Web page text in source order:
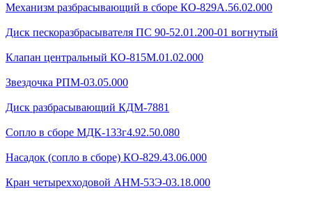
Механизм разбрасывающий в сборе КО-829А.56.02.000
Диск пескоразбрасывателя ПС 90-52.01.200-01 вогнутый
Клапан центральный КО-815М.01.02.000
Звездочка РПМ-03.05.000
Диск разбрасывающий КДМ-7881
Сопло в сборе МДК-133г4.92.50.080
Насадок (сопло в сборе) КО-829.43.06.000
Кран четырехходовой AHМ-53Э-03.18.000